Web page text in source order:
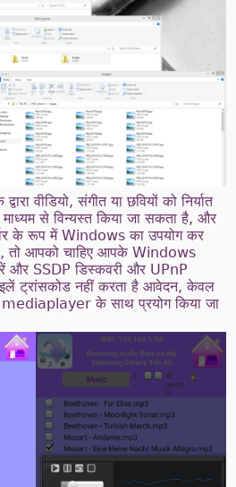
वीडियो, संगीत या छवियों को निर्यात
से विन्यस्त किया जा सकता है, और
के रूप में Windows का उपयोग कर
तो आपको चाहिए आपके Windows
और SSDP डिस्कवरी और UPnP
ट्रांसकोड नहीं करता है आवेदन, केवल
mediaplayer के साथ प्रयोग किया जा